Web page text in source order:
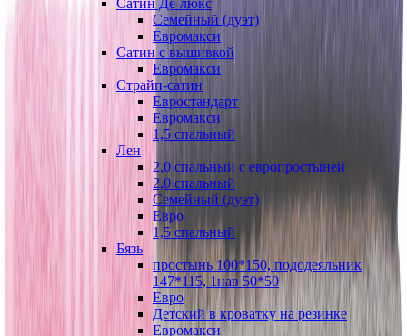
Сатин Де-люкс
Семейный (дуэт)
Евромакси
Сатин с вышивкой
Евромакси
Страйп-сатин
Евростандарт
Евромакси
1,5 спальный
Лен
2,0 спальный с европростыней
2,0 спальный
Семейный (дуэт)
Евро
1,5 спальный
Бязь
простынь 100*150, пододеяльник
147*115, 1нав 50*50
Евро
Детский в кроватку на резинке
Евромакси